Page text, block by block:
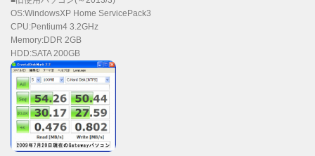
OS:WindowsXP Home ServicePack3
CPU:Pentium4 3.2GHz
Memory:DDR 2GB
HDD:SATA 200GB